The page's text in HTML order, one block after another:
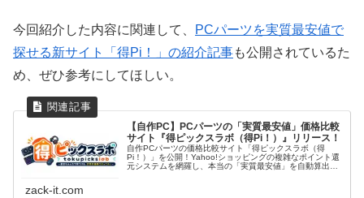
今回紹介した内容に関連して、
PCパーツを実質最安値で
探せる新サイト「得Pi！」の紹介記事も公開されているた
め、ぜひ参考にしてほしい。
【自作PC】PCパーツの「実質最安値」価格比較
サイト『得ピックスラボ（得Pi！）』リリース！
自作PCパーツの価格比較サイト「得ピックスラボ（得
Pi！）」を公開！Yahoo!ショッピングの複雑なポイント還
元システムを網羅し、本当の「実質最安値」を自動算出し
zack-it.com